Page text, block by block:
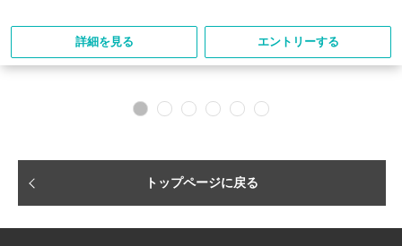
詳細を見る エントリーする
トップページに戻る